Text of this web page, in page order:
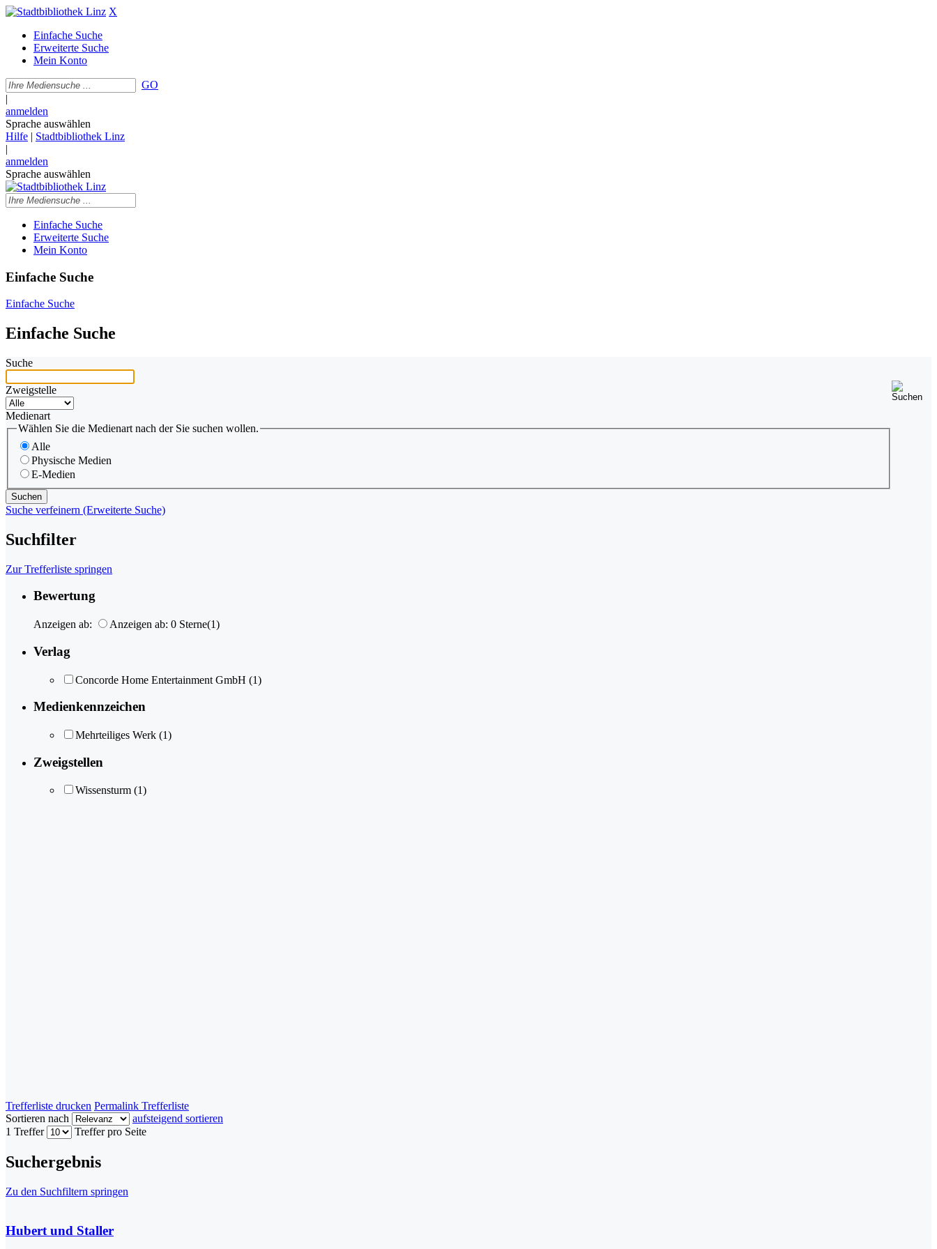
X
Einfache Suche
Erweiterte Suche
Mein Konto
GO
|
anmelden
Sprache auswählen
Hilfe | Stadtbibliothek Linz
|
anmelden
Sprache auswählen
Einfache Suche
Erweiterte Suche
Mein Konto
Einfache Suche
Einfache Suche
Einfache Suche
Suche
Zweigstelle
Medienart
Wählen Sie die Medienart nach der Sie suchen wollen.
Alle
Physische Medien
E-Medien
Suche verfeinern (Erweiterte Suche)
Suchfilter
Zur Trefferliste springen
Bewertung
Anzeigen ab: Anzeigen ab: 0 Sterne(1)
Verlag
Concorde Home Entertainment GmbH (1)
Medienkennzeichen
Mehrteiliges Werk (1)
Zweigstellen
Wissensturm (1)
Trefferliste drucken Permalink Trefferliste
Sortieren nach
aufsteigend sortieren
1 Treffer
Treffer pro Seite
Suchergebnis
Zu den Suchfiltern springen
Hubert und Staller